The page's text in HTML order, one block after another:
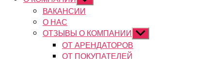
подменю
ВАКАНСИИ
О НАС
ОТЗЫВЫ О КОМПАНИИ Показывать
подменю
ОТ АРЕНДАТОРОВ
ОТ ПОКУПАТЕЛЕЙ